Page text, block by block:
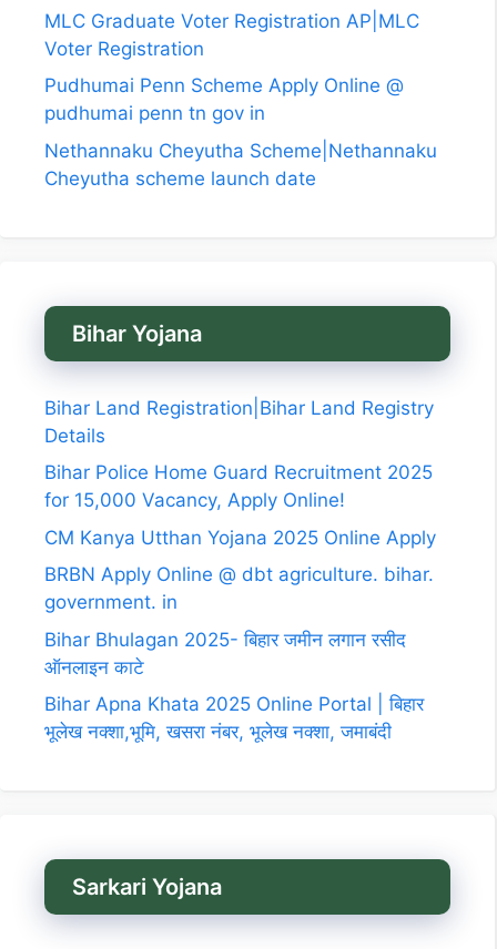
MLC Graduate Voter Registration AP|MLC
Voter Registration
Pudhumai Penn Scheme Apply Online @
pudhumai penn tn gov in
Nethannaku Cheyutha Scheme|Nethannaku
Cheyutha scheme launch date
Bihar Yojana
Bihar Land Registration|Bihar Land Registry
Details
Bihar Police Home Guard Recruitment 2025
for 15,000 Vacancy, Apply Online!
CM Kanya Utthan Yojana 2025 Online Apply
BRBN Apply Online @ dbt agriculture. bihar.
government. in
Bihar Bhulagan 2025- बिहार जमीन लगान रसीद
ऑनलाइन काटे
Bihar Apna Khata 2025 Online Portal | बिहार
भूलेख नक्शा,भूमि, खसरा नंबर, भूलेख नक्शा, जमाबंदी
Sarkari Yojana